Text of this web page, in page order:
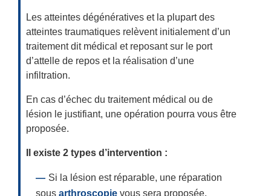
Les atteintes dégénératives et la plupart des
atteintes traumatiques relèvent initialement d’un
traitement dit médical et reposant sur le port
d’attelle de repos et la réalisation d’une
infiltration.
En cas d’échec du traitement médical ou de
lésion le justifiant, une opération pourra vous être
proposée.
Il existe 2 types d’intervention :
Si la lésion est réparable, une réparation
sousarthroscopie vous sera proposée.